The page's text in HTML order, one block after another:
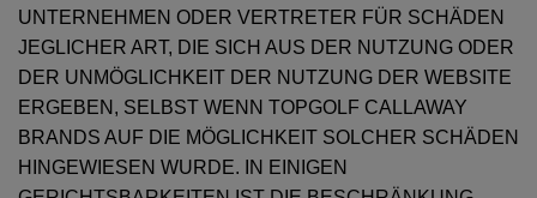
UNTERNEHMEN ODER VERTRETER FÜR SCHÄDEN
JEGLICHER ART, DIE SICH AUS DER NUTZUNG ODER
DER UNMÖGLICHKEIT DER NUTZUNG DER WEBSITE
ERGEBEN, SELBST WENN TOPGOLF CALLAWAY
BRANDS AUF DIE MÖGLICHKEIT SOLCHER SCHÄDEN
HINGEWIESEN WURDE. IN EINIGEN